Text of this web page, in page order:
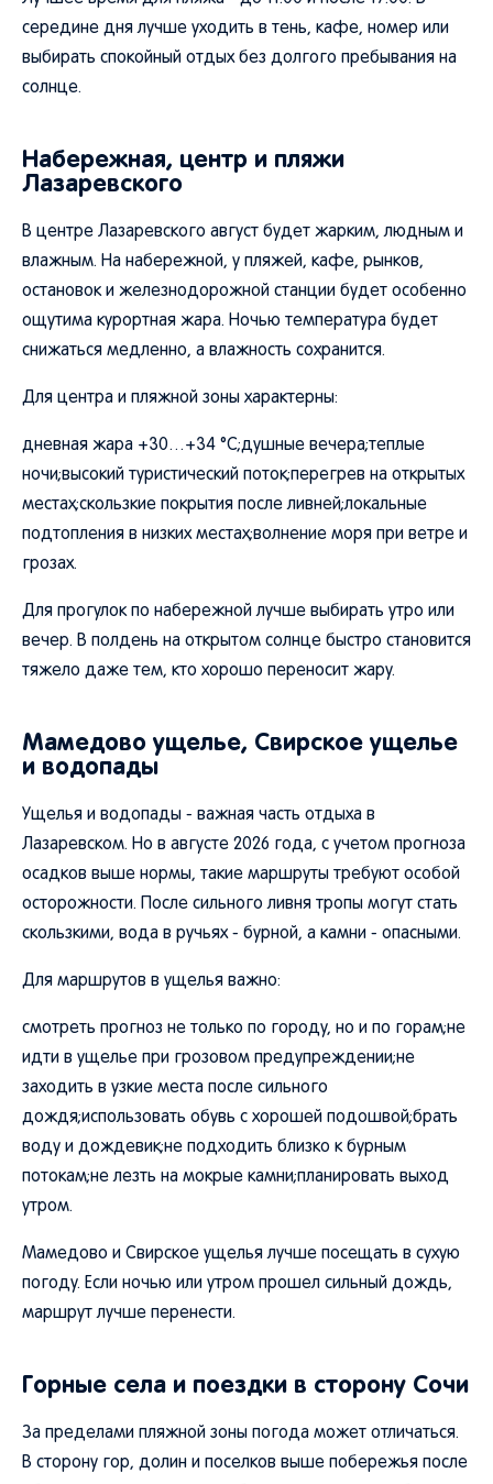
середине дня лучше уходить в тень, кафе, номер или
выбирать спокойный отдых без долгого пребывания на
солнце.
Набережная, центр и пляжи
Лазаревского
В центре Лазаревского август будет жарким, людным и
влажным. На набережной, у пляжей, кафе, рынков,
остановок и железнодорожной станции будет особенно
ощутима курортная жара. Ночью температура будет
снижаться медленно, а влажность сохранится.
Для центра и пляжной зоны характерны:
дневная жара +30…+34 °C;душные вечера;теплые
ночи;высокий туристический поток;перегрев на открытых
местах;скользкие покрытия после ливней;локальные
подтопления в низких местах;волнение моря при ветре и
грозах.
Для прогулок по набережной лучше выбирать утро или
вечер. В полдень на открытом солнце быстро становится
тяжело даже тем, кто хорошо переносит жару.
Мамедово ущелье, Свирское ущелье
и водопады
Ущелья и водопады - важная часть отдыха в
Лазаревском. Но в августе 2026 года, с учетом прогноза
осадков выше нормы, такие маршруты требуют особой
осторожности. После сильного ливня тропы могут стать
скользкими, вода в ручьях - бурной, а камни - опасными.
Для маршрутов в ущелья важно:
смотреть прогноз не только по городу, но и по горам;не
идти в ущелье при грозовом предупреждении;не
заходить в узкие места после сильного
дождя;использовать обувь с хорошей подошвой;брать
воду и дождевик;не подходить близко к бурным
потокам;не лезть на мокрые камни;планировать выход
утром.
Мамедово и Свирское ущелья лучше посещать в сухую
погоду. Если ночью или утром прошел сильный дождь,
маршрут лучше перенести.
Горные села и поездки в сторону Сочи
За пределами пляжной зоны погода может отличаться.
В сторону гор, долин и поселков выше побережья после